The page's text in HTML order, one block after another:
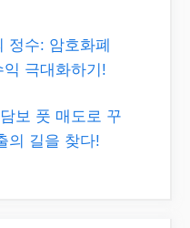
정수: 암호화폐
극대화하기!
보 풋 매도로 꾸
의 길을 찾다!